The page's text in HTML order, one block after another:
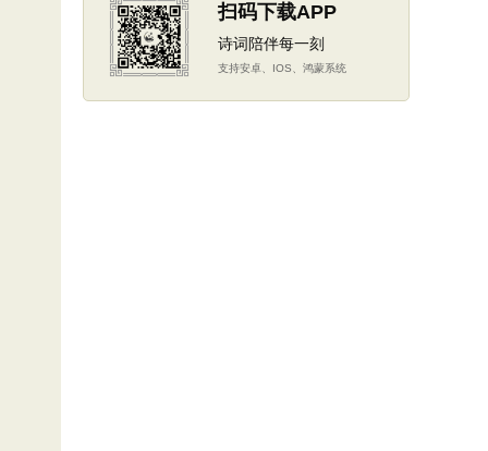
扫码下载APP
诗词陪伴每一刻
支持安卓、IOS、鸿蒙系统